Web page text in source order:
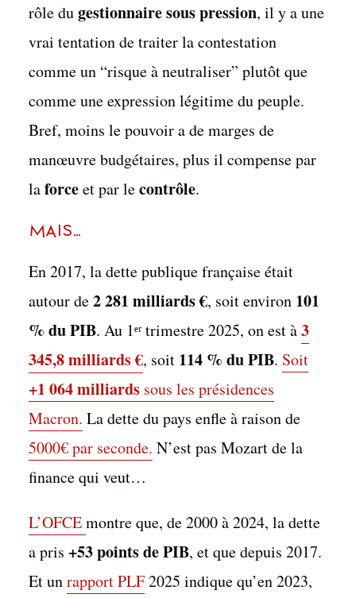
rôle dugestionnaire sous pression, il y a une
vrai tentation de traiter la contestation
comme un “risque à neutraliser” plutôt que
comme une expression légitime du peuple.
Bref, moins le pouvoir a de marges de
manœuvre budgétaires, plus il compense par
laforceet par lecontrôle.
MAIS…
En 2017, la dette publique française était
autour de2 281 milliards €, soit environ 101
% du PIB. Au 1ᵉʳ trimestre 2025, on est à3
345,8 milliards €, soit 114 % du PIB. Soit
+1 064 milliardssous les présidences
Macron. La dette du pays enfle à raison de
5000€ par seconde. N’est pas Mozart de la
finance qui veut…
L’OFCEmontre que, de 2000 à 2024, la dette
a pris +53 points de PIB, et que depuis 2017.
Et unrapport PLF2025 indique qu’en 2023,